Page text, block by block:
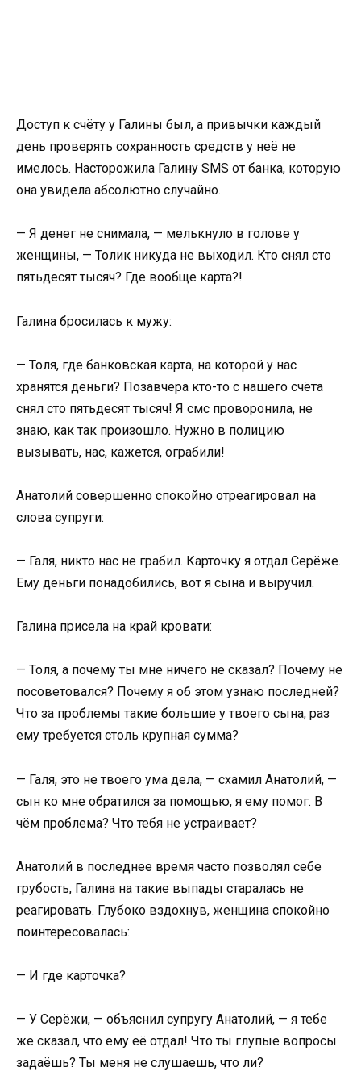
Доступ к счёту у Галины был, а привычки каждый
день проверять сохранность средств у неё не
имелось. Насторожила Галину SMS от банка, которую
она увидела абсолютно случайно.
— Я денег не снимала, — мелькнуло в голове у
женщины, — Толик никуда не выходил. Кто снял сто
пятьдесят тысяч? Где вообще карта?!
Галина бросилась к мужу:
— Толя, где банковская карта, на которой у нас
хранятся деньги? Позавчера кто-то с нашего счёта
снял сто пятьдесят тысяч! Я смс проворонила, не
знаю, как так произошло. Нужно в полицию
вызывать, нас, кажется, ограбили!
Анатолий совершенно спокойно отреагировал на
слова супруги:
— Галя, никто нас не грабил. Карточку я отдал Серёже.
Ему деньги понадобились, вот я сына и выручил.
Галина присела на край кровати:
— Толя, а почему ты мне ничего не сказал? Почему не
посоветовался? Почему я об этом узнаю последней?
Что за проблемы такие большие у твоего сына, раз
ему требуется столь крупная сумма?
— Галя, это не твоего ума дела, — схамил Анатолий, —
сын ко мне обратился за помощью, я ему помог. В
чём проблема? Что тебя не устраивает?
Анатолий в последнее время часто позволял себе
грубость, Галина на такие выпады старалась не
реагировать. Глубоко вздохнув, женщина спокойно
поинтересовалась:
— И где карточка?
— У Серёжи, — объяснил супругу Анатолий, — я тебе
же сказал, что ему её отдал! Что ты глупые вопросы
задаёшь? Ты меня не слушаешь, что ли?